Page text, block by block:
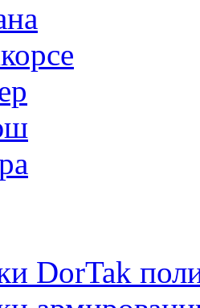
DorTak